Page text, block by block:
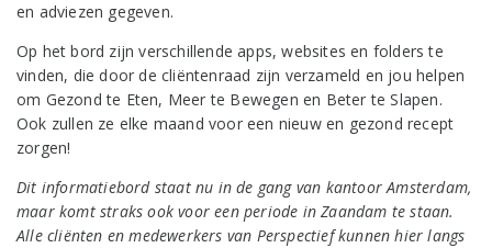
en adviezen gegeven.
Op het bord zijn verschillende apps, websites en folders te
vinden, die door de cliëntenraad zijn verzameld en jou helpen
om Gezond te Eten, Meer te Bewegenen Beter te Slapen.
Ook zullen ze elke maand voor een nieuw en gezond recept
zorgen!
Dit informatiebord staat nu in de gang van kantoor Amsterdam,
maar komt straks ook voor een periode in Zaandam te staan.
Alle cliënten en medewerkers van Perspectief kunnen hier langs